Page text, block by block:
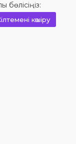
бөлісіңіз:
көшіру